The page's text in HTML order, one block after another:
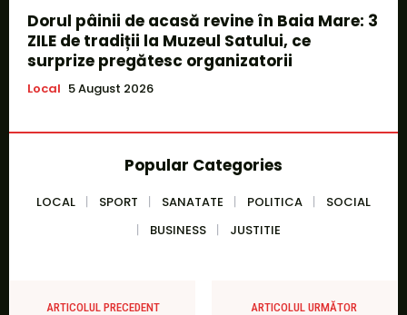
Dorul pâinii de acasă revine în Baia Mare: 3
ZILE de tradiții la Muzeul Satului, ce
surprize pregătesc organizatorii
Local 5 August 2026
Popular Categories
LOCAL SPORT SANATATE POLITICA
SOCIAL
BUSINESS
JUSTITIE
ARTICOLUL PRECEDENT ARTICOLUL URMĂTOR